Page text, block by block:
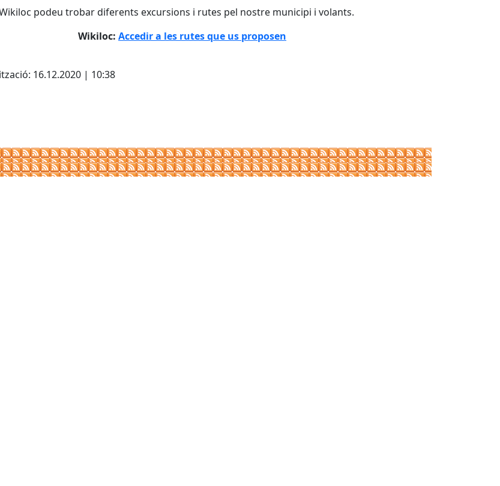
podeu trobar diferents excursions i rutes pel nostre municipi i volants.
Wikiloc: Accedir a les rutes que us proposen
16.12.2020 | 10:38